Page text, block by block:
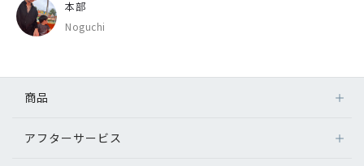
本部
Noguchi
商品
アフターサービス